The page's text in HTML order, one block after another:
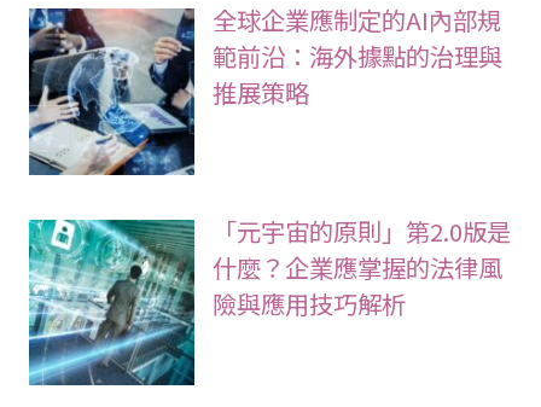
全球企業應制定的AI內部規
範前沿：海外據點的治理與
推展策略
「元宇宙的原則」第2.0版是
什麼？企業應掌握的法律風
險與應用技巧解析